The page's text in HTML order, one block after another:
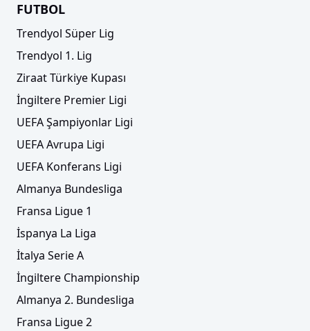
FUTBOL
Trendyol Süper Lig
Trendyol 1. Lig
Ziraat Türkiye Kupası
İngiltere Premier Ligi
UEFA Şampiyonlar Ligi
UEFA Avrupa Ligi
UEFA Konferans Ligi
Almanya Bundesliga
Fransa Ligue 1
İspanya La Liga
İtalya Serie A
İngiltere Championship
Almanya 2. Bundesliga
Fransa Ligue 2